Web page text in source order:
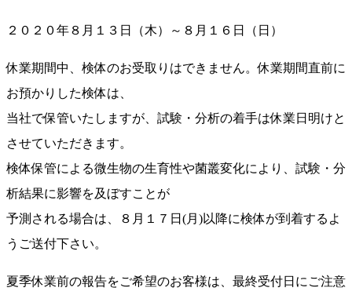
２０２０年８月１３日（木）～８月１６日（日）
休業期間中、検体のお受取りはできません。休業期間直前に
お預かりした検体は、
当社で保管いたしますが、試験・分析の着手は休業日明けと
させていただきます。
検体保管による微生物の生育性や菌叢変化により、試験・分
析結果に影響を及ぼすことが
予測される場合は、８月１７日(月)以降に検体が到着するよ
うご送付下さい。
夏季休業前の報告をご希望のお客様は、最終受付日にご注意